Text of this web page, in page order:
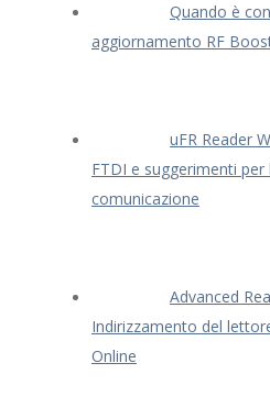
Quando è
aggiornamento RF
uFR Reader
FTDI e suggerimenti
comunicazione
Advanced
Indirizzamento del
Online